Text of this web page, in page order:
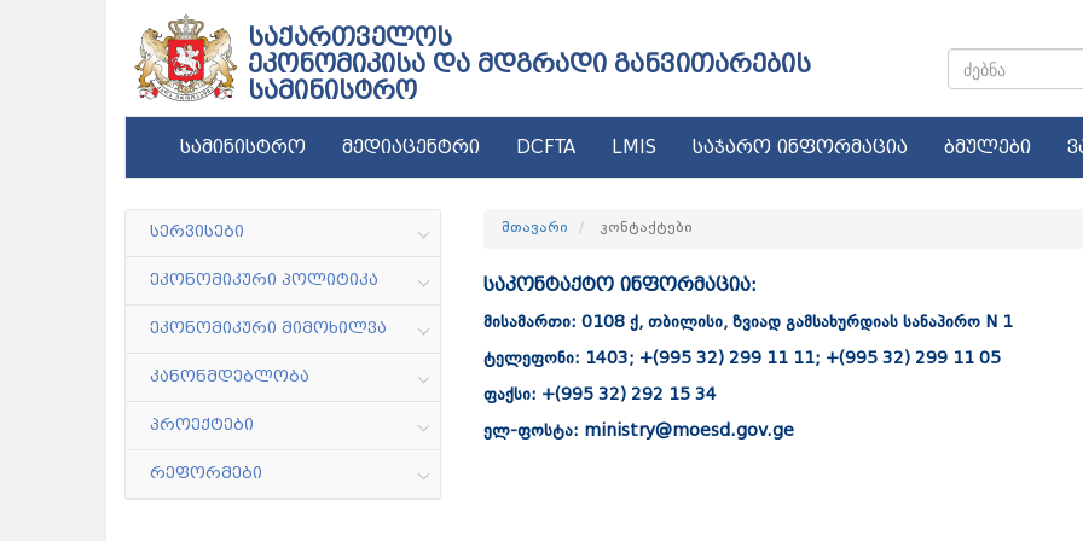
საქართველოს
ეკონომიკისა და მდგრადი განვითარების
სამინისტრო
სამინისტრო მედიაცენტრი DCFTA LMIS საჯარო ინფორმაცია ბმულები
სერვისები
ეკონომიკური პოლიტიკა
ეკონომიკური მიმოხილვა
კანონმდებლობა
პროექტები
რეფორმები
მთავარი კონტაქტები
საკონტაქტო ინფორმაცია:
მისამართი: 0108 ქ, თბილისი, ზვიად გამსახურდიას სანაპირო N 1
ტელეფონი: 1403; +(995 32) 299 11 11; +(995 32) 299 11 05
ფაქსი: +(995 32) 292 15 34
ელ-ფოსტა: ministry@moesd.gov.ge